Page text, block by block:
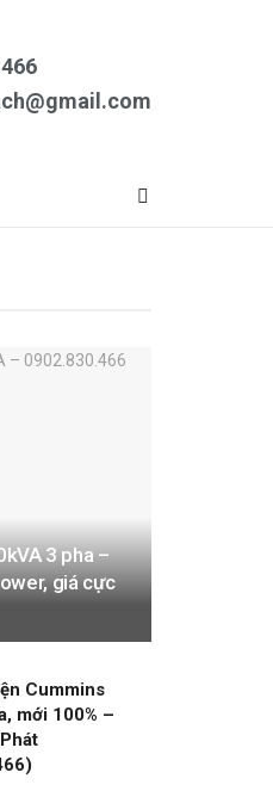
3 pha –
giá cực
Cummins
mới 100% –